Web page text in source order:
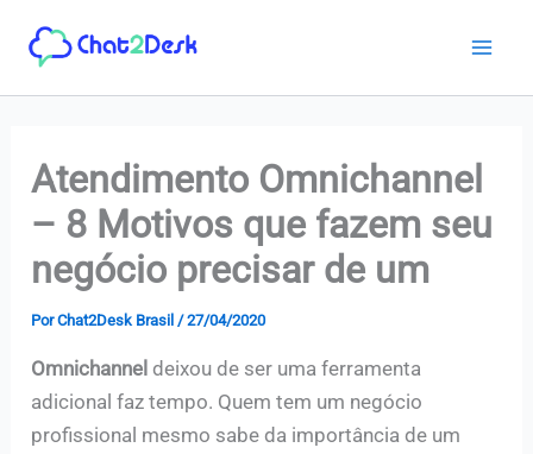
para
Atendimento Omnichannel
– 8 Motivos que fazem seu
negócio precisar de um
PorChat2Desk Brasil /27/04/2020
Omnichannel deixou de ser uma ferramenta
adicional faz tempo. Quem tem um negócio
profissional mesmo sabe da importância de um